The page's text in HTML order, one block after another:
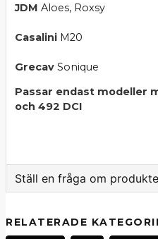
JDM Aloes, Roxsy
Casalini M20
Grecav Sonique
Passar endast modeller
och 492 DCI
Ställ en fråga om
Fråga oss om denna
RELATERADE